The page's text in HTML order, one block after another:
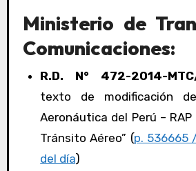
Ministerio de
Comunicaciones:
R.D. N° 472-2014-
texto de modificación
Aeronáutica del Perú – RAP
Tránsito Aéreo” (p. 536665
del día)